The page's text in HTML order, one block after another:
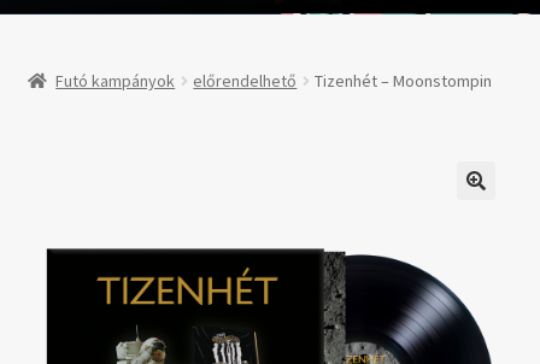
Futó kampányok
Támogatóknak
Futó kampányok előrendelhető Tizenhét – Moonstompin